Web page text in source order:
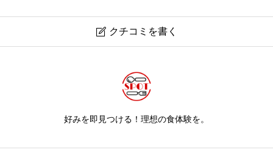
 クチコミを書く
好みを即見つける！理想の食体験を。